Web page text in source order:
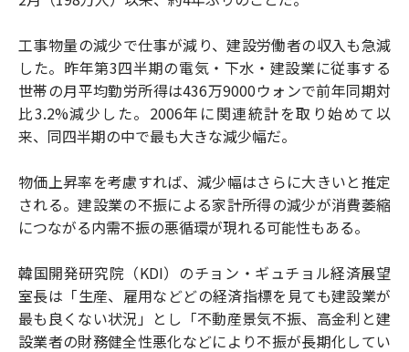
工事物量の減少で仕事が減り、建設労働者の収入も急減
した。昨年第3四半期の電気・下水・建設業に従事する
世帯の月平均勤労所得は436万9000ウォンで前年同期対
比3.2%減少した。2006年に関連統計を取り始めて以
来、同四半期の中で最も大きな減少幅だ。
物価上昇率を考慮すれば、減少幅はさらに大きいと推定
される。建設業の不振による家計所得の減少が消費萎縮
につながる内需不振の悪循環が現れる可能性もある。
韓国開発研究院（KDI）のチョン・ギュチョル経済展望
室長は「生産、雇用などどの経済指標を見ても建設業が
最も良くない状況」とし「不動産景気不振、高金利と建
設業者の財務健全性悪化などにより不振が長期化してい